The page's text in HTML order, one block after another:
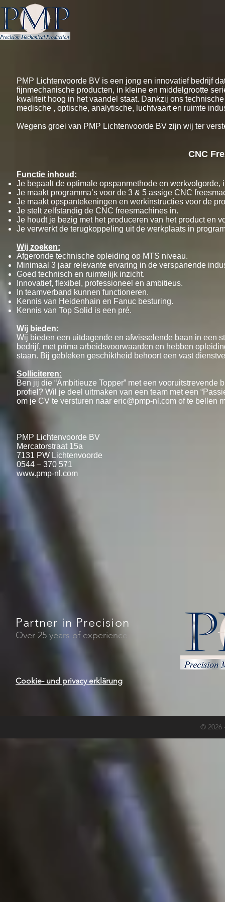
PMP Lichtenvoorde BV is een jong en innovatief bedrijf
fijnmechanische producten, in kleine en middelgrootte
kwaliteit hoog in het vaandel staat. Dankzij ons
medische , optische, analytische, luchtvaart en ruimte
Wegens groei van PMP Lichtenvoorde BV zijn wij ter
CNC
Functie inhoud:
Je bepaalt de optimale opspanmethode en
Je maakt programma’s voor de 3 & 5 assige CNC
Je maakt opspantekeningen en werkinstructies voor de
Je stelt zelfstandig de CNC freesmachines in.
Je houdt je bezig met het produceren van het product en
Je verwerkt de terugkoppeling uit de werkplaats in
Wij zoeken:
Afgeronde technische opleiding op MTS niveau.
Minimaal 3 jaar relevante ervaring in de verspanende
Goed technisch en ruimtelijk inzicht.
Innovatief, flexibel, professioneel en ambitieus.
In teamverband kunnen functioneren.
Kennis van Heidenhain en Fanuc besturing.
Kennis van Top Solid is een pré.
Wij bieden:
Wij bieden een uitdagende en afwisselende baan in een
bedrijf, met prima arbeidsvoorwaarden en hebben
staan. Bij gebleken geschiktheid behoort een vast
Solliciteren:
Ben jij die “Ambitieuze Topper” met een
profiel? Wil je deel uitmaken van een team met een
om je CV te versturen naar eric@pmp-nl.com of te bellen
PMP Lichtenvoorde BV
Mercatorstraat 15a
7131 PW Lichtenvoorde
0544 – 370 571
www.pmp-nl.com
Partner in Precision
Over 25 years of experience
Cookie- und privacy erklärung
© 2026